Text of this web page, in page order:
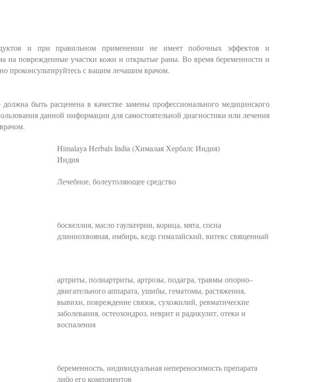
и при правильном применении не имеет побочных эффектов и
на поврежденные участки кожи и открытые раны. Во время беременности и
проконсультируйтесь с вашим лечашим врачом.
быть расценена в качестве замены профессионального медицинского
данной информации для самостоятельной диагностики или лечения
Himalaya Herbals India (Хималая Хербалс Индия)
Индия
Лечебное, болеутоляющее средство
босвеллия, масло гаультерии, корица, мята, сосна
длиннохвояная, имбирь, кедр гималайский, витекс священный
артриты, полиартриты, артрозы, подагра, травмы опорно–
двигательного аппарата, ушибы, гематомы, растяжения,
вывихи, повреждение связок, сухожилий, ревматические
заболевания, остеохондроз, неврит и радикулит, отеки и
воспаления
беременность, индивидуальная непереносимость препарата
либо его компонентов